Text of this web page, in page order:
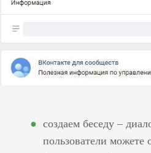
создаем беседу –
пользователи можете